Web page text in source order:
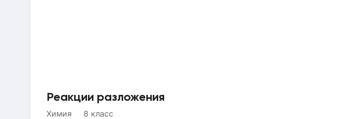
Реакции разложения
Химия 8 класс